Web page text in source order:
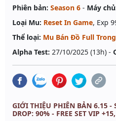
Phiên bản: Season 6 - Máy
Loại Mu: Reset In Game, Exp
Thể loại: Mu Bán Đồ Full
Alpha Test: 27/10/2025 (13h) -
GIỚI THIỆU PHIÊN BẢN 6.15 -
DROP: 90% - FREE SET VIP